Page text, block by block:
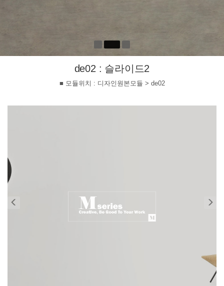
de02 : 슬라이드2
■ 모듈위치 : 디자인원본모듈 > de02